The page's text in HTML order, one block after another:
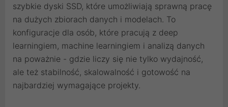
szybkie dyski SSD, które umożliwiają sprawną pracę
na dużych zbiorach danych i modelach. To
konfiguracje dla osób, które pracują z deep
learningiem, machine learningiem i analizą danych
na poważnie - gdzie liczy się nie tylko wydajność,
ale też stabilność, skalowalność i gotowość na
najbardziej wymagające projekty.